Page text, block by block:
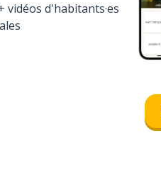
vidéos d'habitants·es